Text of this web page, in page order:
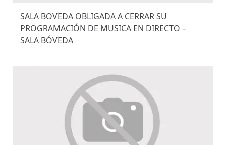
SALA BOVEDA OBLIGADA A CERRAR SU
PROGRAMACIÓN DE MUSICA EN DIRECTO –
SALA BÓVEDA